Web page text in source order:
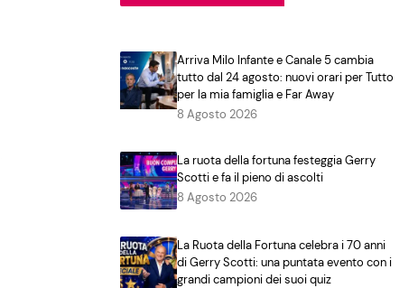
Arriva Milo Infante e Canale 5 cambia
tutto dal 24 agosto: nuovi orari per Tutto
per la mia famiglia e Far Away
8 Agosto 2026
La ruota della fortuna festeggia Gerry
Scotti e fa il pieno di ascolti
8 Agosto 2026
La Ruota della Fortuna celebra i 70 anni
di Gerry Scotti: una puntata evento con i
grandi campioni dei suoi quiz